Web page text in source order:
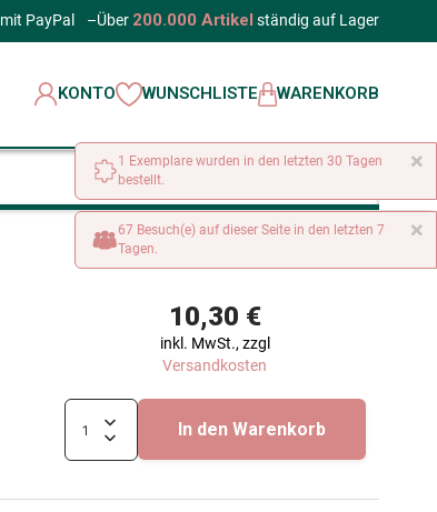
mit PayPal –Über 200.000 Artikel ständig auf Lager
KONTO WUNSCHLISTE WARENKORB
10,30 €
inkl. MwSt., zzgl
Versandkosten
In den Warenkorb
×
1 Exemplare wurden in den letzten 30 Tagen
bestellt.
×
67 Besuch(e) auf dieser Seite in den letzten 7
Tagen.